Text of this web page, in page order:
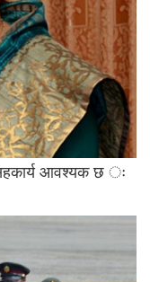
सहकार्य आवश्यक छ ः